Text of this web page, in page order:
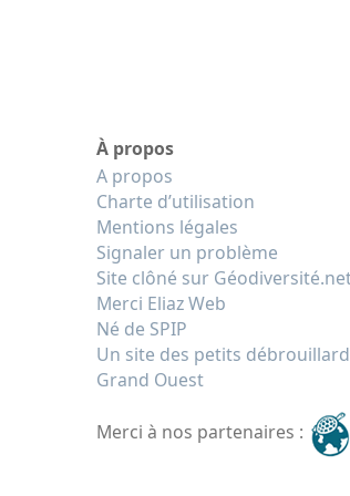
À propos
A propos
Charte d’utilisation
Mentions légales
Signaler un problème
Site clôné sur
Merci Eliaz Web
Né de SPIP
Un site des petits
Grand Ouest
Merci à nos partenaires :